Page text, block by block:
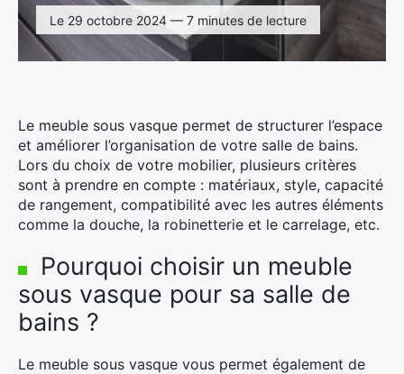
Le 29 octobre 2024 — 7 minutes de lecture
Le meuble sous vasque permet de structurer l’espace
et améliorer l’organisation de votre salle de bains.
Lors du choix de votre mobilier, plusieurs critères
sont à prendre en compte : matériaux, style, capacité
de rangement, compatibilité avec les autres éléments
comme la douche, la robinetterie et le carrelage, etc.
Pourquoi choisir un meuble
sous vasque pour sa salle de
bains ?
Le meuble sous vasque vous permet également de